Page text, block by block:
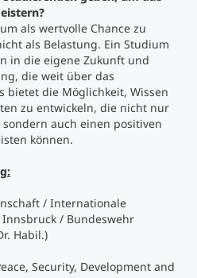
als wertvolle Chance zu
als Belastung. Ein Studium
in die eigene Zukunft und
die weit über das
bietet die Möglichkeit, Wissen
zu entwickeln, die nicht nur
auch einen positiven
können.
/ Internationale
/ Bundeswehr
Habil.)
Security, Development and